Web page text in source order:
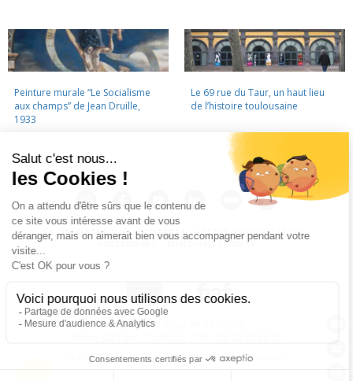
Peinture murale “Le Socialisme
aux champs” de Jean Druille,
1933
Le 69 rue du Taur, un haut lieu
de l’histoire toulousaine
LA CINÉMATHÈQUE · CONTACTS · LETTRE D'INFORMATION ·
PARTENAIRES
MENTIONS LÉGALES
La Cinémathèque de Toulouse
La Cinémathèque de Toulouse © 2015. Tous droits réservés.